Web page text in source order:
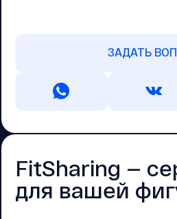
ЗАДАТЬ
FitSharing —
для вашей